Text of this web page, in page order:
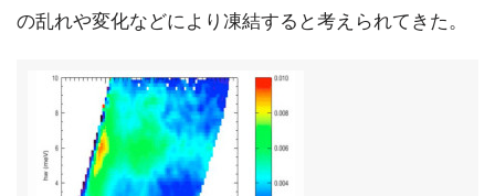
の乱れや変化などにより凍結すると考えられてきた。